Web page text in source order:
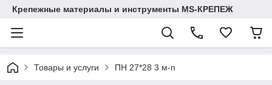
Крепежные материалы и инструменты MS-КРЕПЕЖ
Товары и услуги ПН 27*28 3 м-п